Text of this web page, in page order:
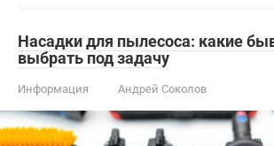
Насадки для пылесоса: какие
выбрать под задачу
Информация Андрей Соколов